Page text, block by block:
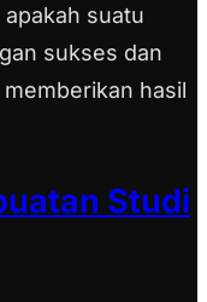
suatu
sukses dan
hasil
Studi